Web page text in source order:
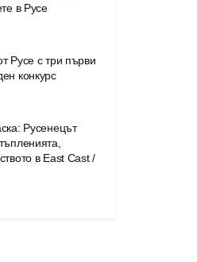
в Русе
Русе с три първи
конкурс
Русенецът
в East Cast /